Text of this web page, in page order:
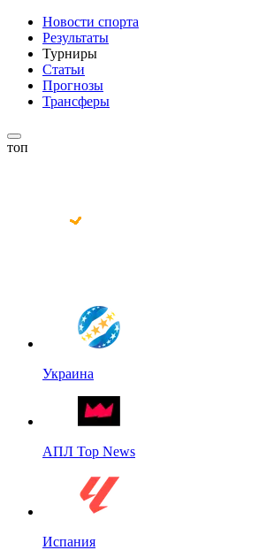
Новости спорта
Результаты
Турниры
Статьи
Прогнозы
Трансферы
топ
Украина
АПЛ Top News
Испания